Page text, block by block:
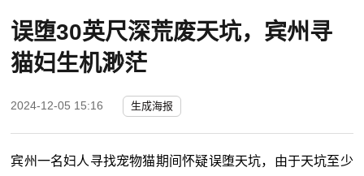
误堕30英尺深荒废天坑，宾州寻
猫妇生机渺茫
2024-12-05 15:16 生成海报
宾州一名妇人寻找宠物猫期间怀疑误堕天坑，由于天坑至少